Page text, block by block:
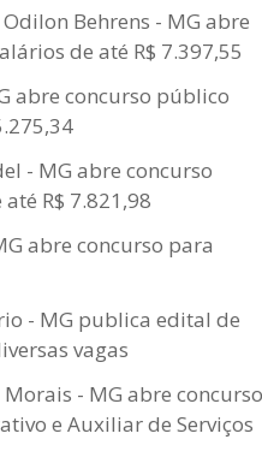
Behrens - MG abre
de até R$ 7.397,55
abre concurso público
- MG abre concurso
R$ 7.821,98
abre concurso para
- MG publica edital de
vagas
- MG abre concurso
e Auxiliar de Serviços